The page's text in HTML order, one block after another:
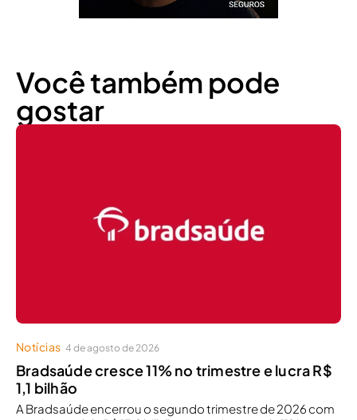
Você também pode
gostar
Notícias 4 de agosto de 2026
Bradsaúde cresce 11% no trimestre e lucra R$
1,1 bilhão
A Bradsaúde encerrou o segundo trimestre de 2026 com